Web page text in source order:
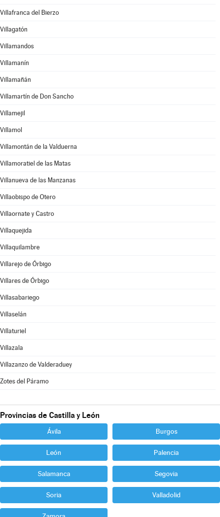
Villafranca del Bierzo
Villagatón
Villamandos
Villamanín
Villamañán
Villamartín de Don Sancho
Villamejil
Villamol
Villamontán de la Valduerna
Villamoratiel de las Matas
Villanueva de las Manzanas
Villaobispo de Otero
Villaornate y Castro
Villaquejida
Villaquilambre
Villarejo de Órbigo
Villares de Órbigo
Villasabariego
Villaselán
Villaturiel
Villazala
Villazanzo de Valderaduey
Zotes del Páramo
Provincias de Castilla y León
Ávila Burgos
León Palencia
Salamanca Segovia
Soria Valladolid